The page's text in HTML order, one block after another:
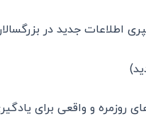
اطلاعات جدید در
روزمره و واقعی برای